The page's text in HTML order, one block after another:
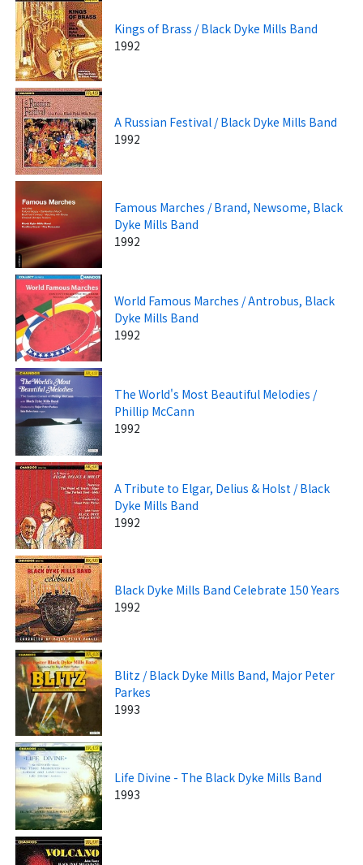
Kings of Brass / Black Dyke Mills Band
1992
A Russian Festival / Black Dyke Mills Band
1992
Famous Marches / Brand, Newsome, Black
Dyke Mills Band
1992
World Famous Marches / Antrobus, Black
Dyke Mills Band
1992
The World's Most Beautiful Melodies /
Phillip McCann
1992
A Tribute to Elgar, Delius & Holst / Black
Dyke Mills Band
1992
Black Dyke Mills Band Celebrate 150 Years
1992
Blitz / Black Dyke Mills Band, Major Peter
Parkes
1993
Life Divine - The Black Dyke Mills Band
1993